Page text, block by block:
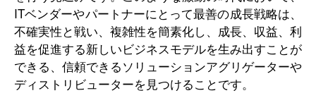
ITベンダーやパートナーにとって最善の成長戦略は、
不確実性と戦い、複雑性を簡素化し、成長、収益、利
益を促進する新しいビジネスモデルを生み出すことが
できる、信頼できるソリューションアグリゲーターや
ディストリビューターを見つけることです。